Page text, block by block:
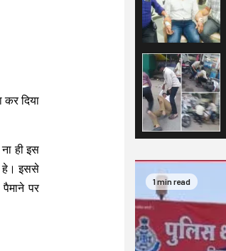
कर दिया
ही इस
हे। इससे
पर
1 min read